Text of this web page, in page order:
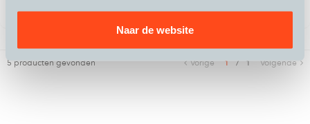
Naar de website
5 producten gevonden Vorige 1 / 1 Volgende